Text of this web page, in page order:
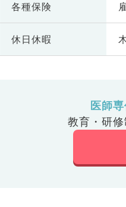
各種保険
休日休暇
医師
教育・研